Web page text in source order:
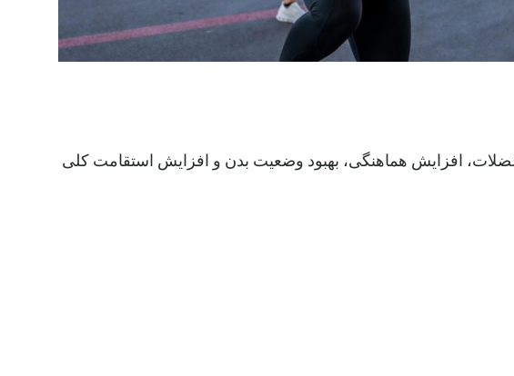
عضلات، افزایش هماهنگی، بهبود وضعیت بدن و افزایش استقامت کلی